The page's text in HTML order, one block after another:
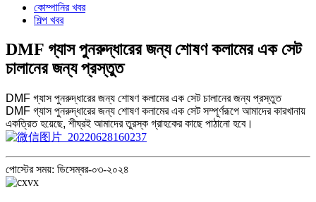
কোম্পানির খবর
শিল্প খবর
DMF গ্যাস পুনরুদ্ধারের জন্য শোষণ কলামের এক সেট
চালানের জন্য প্রস্তুত
DMF গ্যাস পুনরুদ্ধারের জন্য শোষণ কলামের এক সেট চালানের জন্য প্রস্তুত
DMF গ্যাস পুনরুদ্ধারের জন্য শোষণ কলামের এক সেট সম্পূর্ণরূপে আমাদের কারখানায়
একত্রিত হয়েছে, শীঘ্রই আমাদের তুরস্ক গ্রাহকের কাছে পাঠানো হবে।
পোস্টের সময়: ডিসেম্বর-০৩-২০২৪